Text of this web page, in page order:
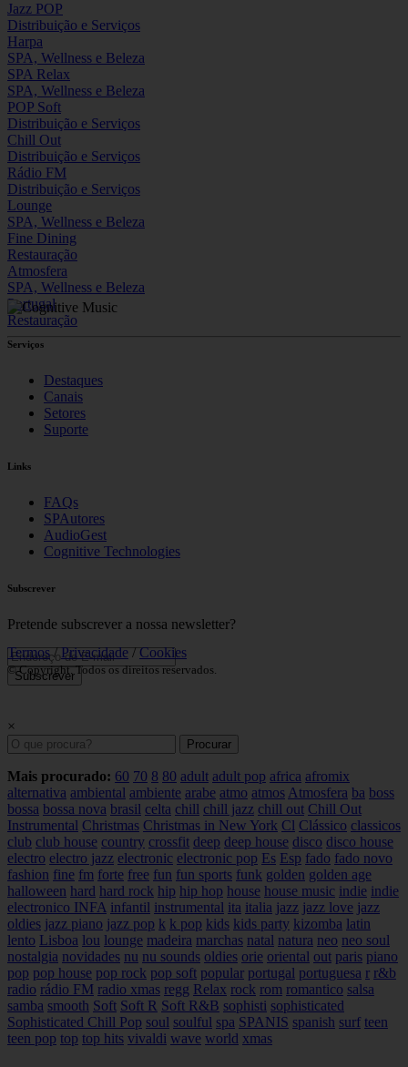
Jazz POP
Distribuição e Serviços
Harpa
SPA, Wellness e Beleza
SPA Relax
SPA, Wellness e Beleza
POP Soft
Distribuição e Serviços
Chill Out
Distribuição e Serviços
Rádio FM
Distribuição e Serviços
Lounge
SPA, Wellness e Beleza
Fine Dining
Restauração
Atmosfera
SPA, Wellness e Beleza
Portugal
Restauração
Serviços
Destaques
Canais
Setores
Suporte
Links
FAQs
SPAutores
AudioGest
Cognitive Technologies
Subscrever
Pretende subscrever a nossa newsletter?
Subscrever
Termos/Privacidade/Cookies
© Copyright. Todos os direitos reservados.
×
Procurar
Mais procurado: 60 70 8 80 adult adult pop africa afromix
alternativa ambiental ambiente arabe atmo atmos Atmosfera ba boss
bossa bossa nova brasil celta chill chill jazz chill out Chill Out
Instrumental Christmas Christmas in New York Cl Clássico classicos
club club house country crossfit deep deep house disco disco house
electro electro jazz electronic electronic pop Es Esp fado fado novo
fashion fine fm forte free fun fun sports funk golden golden age
halloween hard hard rock hip hip hop house house music indie indie
electronico INFA infantil instrumental ita italia jazz jazz love jazz
oldies jazz piano jazz pop k k pop kids kids party kizomba latin
lento Lisboa lou lounge madeira marchas natal natura neo neo soul
nostalgia novidades nu nu sounds oldies orie oriental out paris piano
pop pop house pop rock pop soft popular portugal portuguesa r r&b
radio rádio FM radio xmas regg Relax rock rom romantico salsa
samba smooth Soft Soft R Soft R&B sophisti sophisticated
Sophisticated Chill Pop soul soulful spa SPANIS spanish surf teen
teen pop top top hits vivaldi wave world xmas